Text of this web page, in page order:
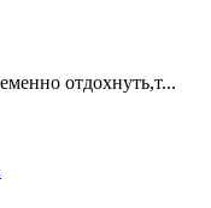
отдохнуть,т...